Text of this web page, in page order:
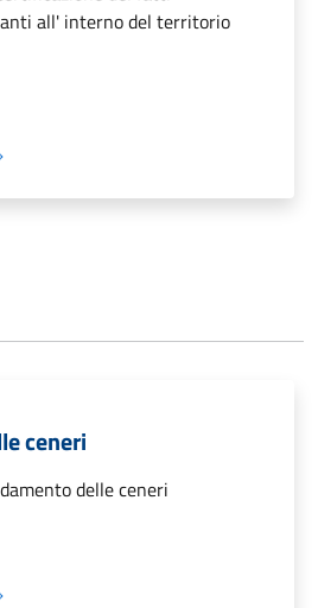
all' interno del territorio
ceneri
delle ceneri